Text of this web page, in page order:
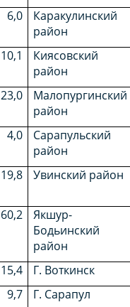
6,0
Каракулинский
район
10,1
Киясовский
район
23,0
Малопургинский
район
4,0
Сарапульский
район
19,8 Увинский район
60,2
Якшур-
Бодьинский
район
15,4
Г. Воткинск
9,7
Г. Сарапул